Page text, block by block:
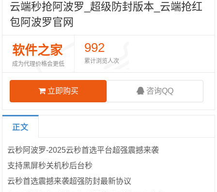
云端秒抢阿波罗_超级防封版本_云端抢红
包阿波罗官网
软件之家
成为代理价格会更低
992
累计浏览人次
立即购买 咨询QQ
正文
云秒阿波罗-2025云秒首选平台超强震撼来袭
支持黑屏秒关机秒后台秒
云秒首选震撼来袭超强防封最新协议